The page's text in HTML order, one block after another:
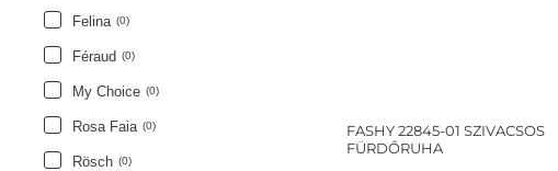
Felina (0)
Féraud (0)
My Choice (0)
Rosa Faia (0)
Rösch (0)
FASHY 22845-01 SZIVACSOS
FÜRDŐRUHA